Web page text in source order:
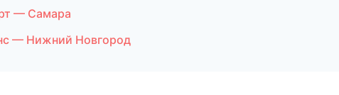
— Самара
— Нижний Новгород